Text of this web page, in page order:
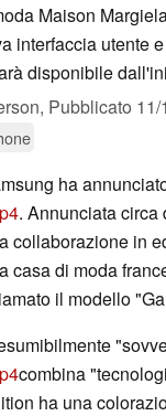
Maison
interfaccia utente
disponibile
Pubblicato 11/
ha
. Annunciata circa
collaborazione in
casa di moda
il modello
combina
ha una